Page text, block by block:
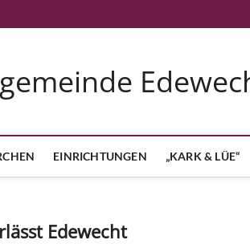
EINRICHTUNGEN „KARK & LÜE“
Edewecht